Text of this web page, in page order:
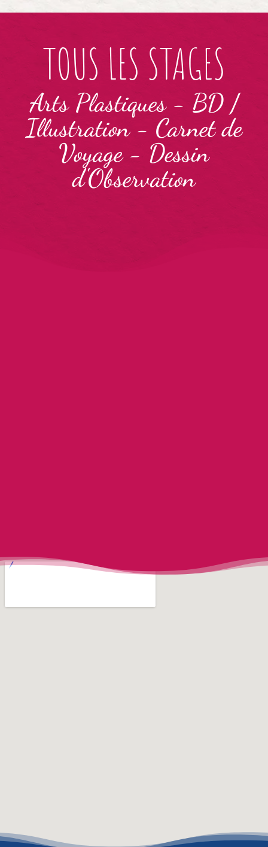
TOUS LES STAGES
Arts Plastiques- BD /
Illustration- Carnet de
Voyage- Dessin
d'Observation